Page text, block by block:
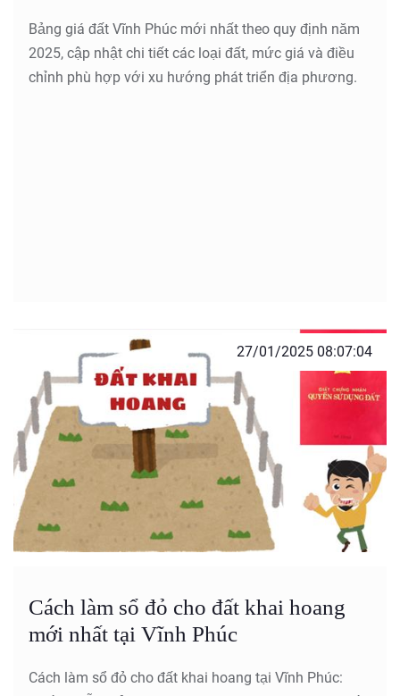
Bảng giá đất Vĩnh Phúc mới nhất theo quy định năm
2025, cập nhật chi tiết các loại đất, mức giá và điều
chỉnh phù hợp với xu hướng phát triển địa phương.
27/01/2025 08:07:04
Cách làm sổ đỏ cho đất khai hoang
mới nhất tại Vĩnh Phúc
Cách làm sổ đỏ cho đất khai hoang tại Vĩnh Phúc: